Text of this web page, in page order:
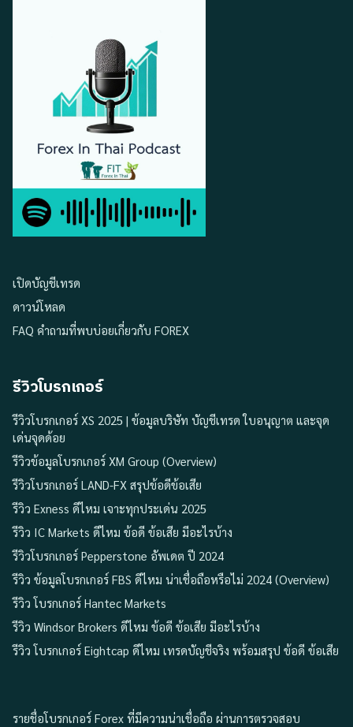
เปิดบัญชีเทรด
ดาวน์โหลด
FAQ คำถามที่พบบ่อยเกี่ยวกับ FOREX
รีวิวโบรกเกอร์
รีวิวโบรกเกอร์ XS 2025 | ข้อมูลบริษัท บัญชีเทรด ใบอนุญาต และจุด
เด่นจุดด้อย
รีวิวข้อมูลโบรกเกอร์ XM Group (Overview)
รีวิวโบรกเกอร์ LAND-FX สรุปข้อดีข้อเสีย
รีวิว Exness ดีไหม เจาะทุกประเด่น 2025
รีวิว IC Markets ดีไหม ข้อดี ข้อเสีย มีอะไรบ้าง
รีวิวโบรกเกอร์ Pepperstone อัพเดต ปี 2024
รีวิว ข้อมูลโบรกเกอร์ FBS ดีไหม น่าเชื่อถือหรือไม่ 2024 (Overview)
รีวิว โบรกเกอร์ Hantec Markets
รีวิว Windsor Brokers ดีไหม ข้อดี ข้อเสีย มีอะไรบ้าง
รีวิว โบรกเกอร์ Eightcap ดีไหม เทรดบัญชีจริง พร้อมสรุป ข้อดี ข้อเสีย
รายชื่อโบรกเกอร์ Forex ที่มีความน่าเชื่อถือ ผ่านการตรวจสอบ